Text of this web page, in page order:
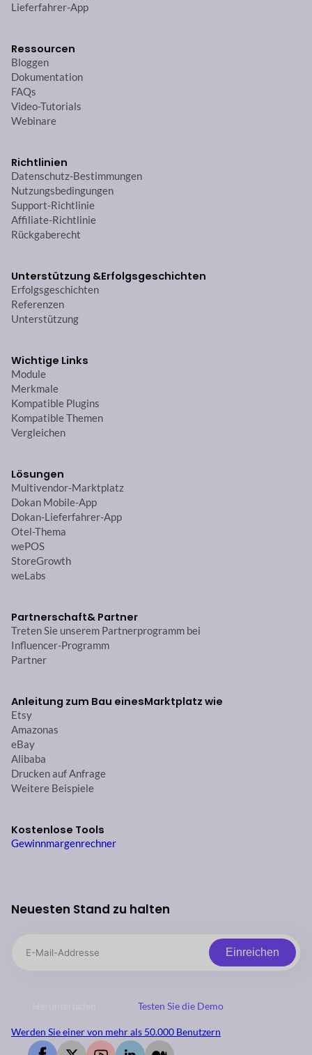
Lieferfahrer-App
Ressourcen
Bloggen
Dokumentation
FAQs
Video-Tutorials
Webinare
Richtlinien
Datenschutz-Bestimmungen
Nutzungsbedingungen
Support-Richtlinie
Affiliate-Richtlinie
Rückgaberecht
Unterstützung &Erfolgsgeschichten
Erfolgsgeschichten
Referenzen
Unterstützung
Wichtige Links
Module
Merkmale
Kompatible Plugins
Kompatible Themen
Vergleichen
Lösungen
Multivendor-Marktplatz
Dokan Mobile-App
Dokan-Lieferfahrer-App
Otel-Thema
wePOS
StoreGrowth
weLabs
Partnerschaft& Partner
Treten Sie unserem Partnerprogramm bei
Influencer-Programm
Partner
Anleitung zum Bau einesMarktplatz wie
Etsy
Amazonas
eBay
Alibaba
Drucken auf Anfrage
Weitere Beispiele
Kostenlose Tools
Gewinnmargenrechner
Neuesten Stand zu halten
Einreichen
Testen Sie die Demo
Werden Sie einer von mehr als 50.000 Benutzern